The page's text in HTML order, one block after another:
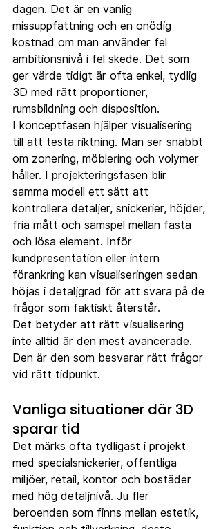
dagen. Det är en vanlig
missuppfattning och en onödig
kostnad om man använder fel
ambitionsnivå i fel skede. Det som
ger värde tidigt är ofta enkel, tydlig
3D med rätt proportioner,
rumsbildning och disposition.
I konceptfasen hjälper visualisering
till att testa riktning. Man ser snabbt
om zonering, möblering och volymer
håller. I projekteringsfasen blir
samma modell ett sätt att
kontrollera detaljer, snickerier, höjder,
fria mått och samspel mellan fasta
och lösa element. Inför
kundpresentation eller intern
förankring kan visualiseringen sedan
höjas i detaljgrad för att svara på de
frågor som faktiskt återstår.
Det betyder att rätt visualisering
inte alltid är den mest avancerade.
Den är den som besvarar rätt frågor
vid rätt tidpunkt.
Vanliga situationer där 3D
sparar tid
Det märks ofta tydligast i projekt
med specialsnickerier, offentliga
miljöer, retail, kontor och bostäder
med hög detaljnivå. Ju fler
beroenden som finns mellan estetik,